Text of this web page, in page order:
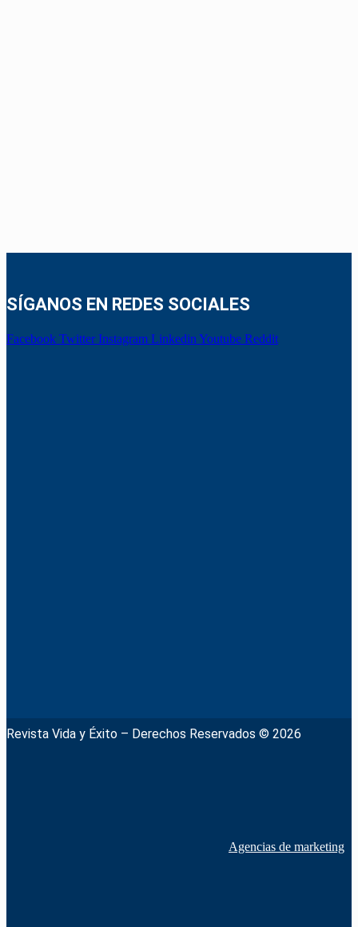
SÍGANOS EN REDES SOCIALES
Facebook Twitter Instagram Linkedin Youtube Reddit
Revista Vida y Éxito – Derechos Reservados © 2026
Agencias de marketing